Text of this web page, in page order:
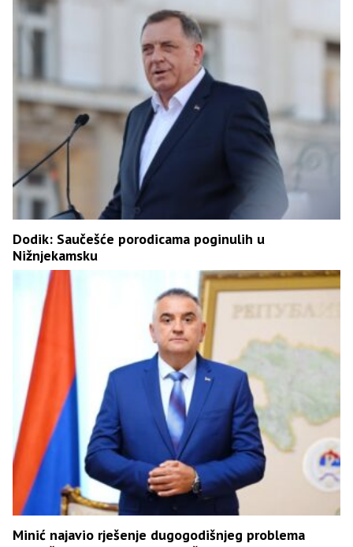
Dodik: Saučešće porodicama poginulih u
Nižnjekamsku
Minić najavio rješenje dugogodišnjeg problema